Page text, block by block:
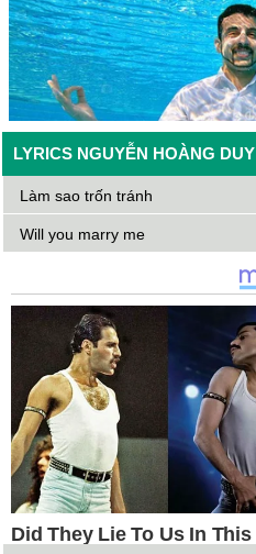
LYRICS NGUYỄN HOÀNG DUY
Làm sao trốn tránh
Will you marry me